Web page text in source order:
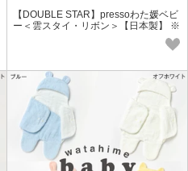
【DOUBLE STAR】pressoわた媛ベビ
ー＜雲スタイ・リボン＞【日本製】 ※